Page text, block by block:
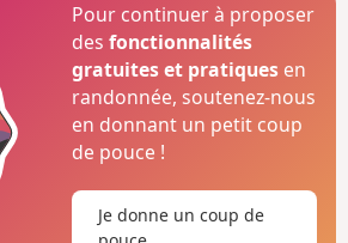
Pour continuer à proposer
desfonctionnalités
gratuites et pratiques en
randonnée, soutenez-nous
en donnant un petit coup
de pouce !
Je donne un coup de